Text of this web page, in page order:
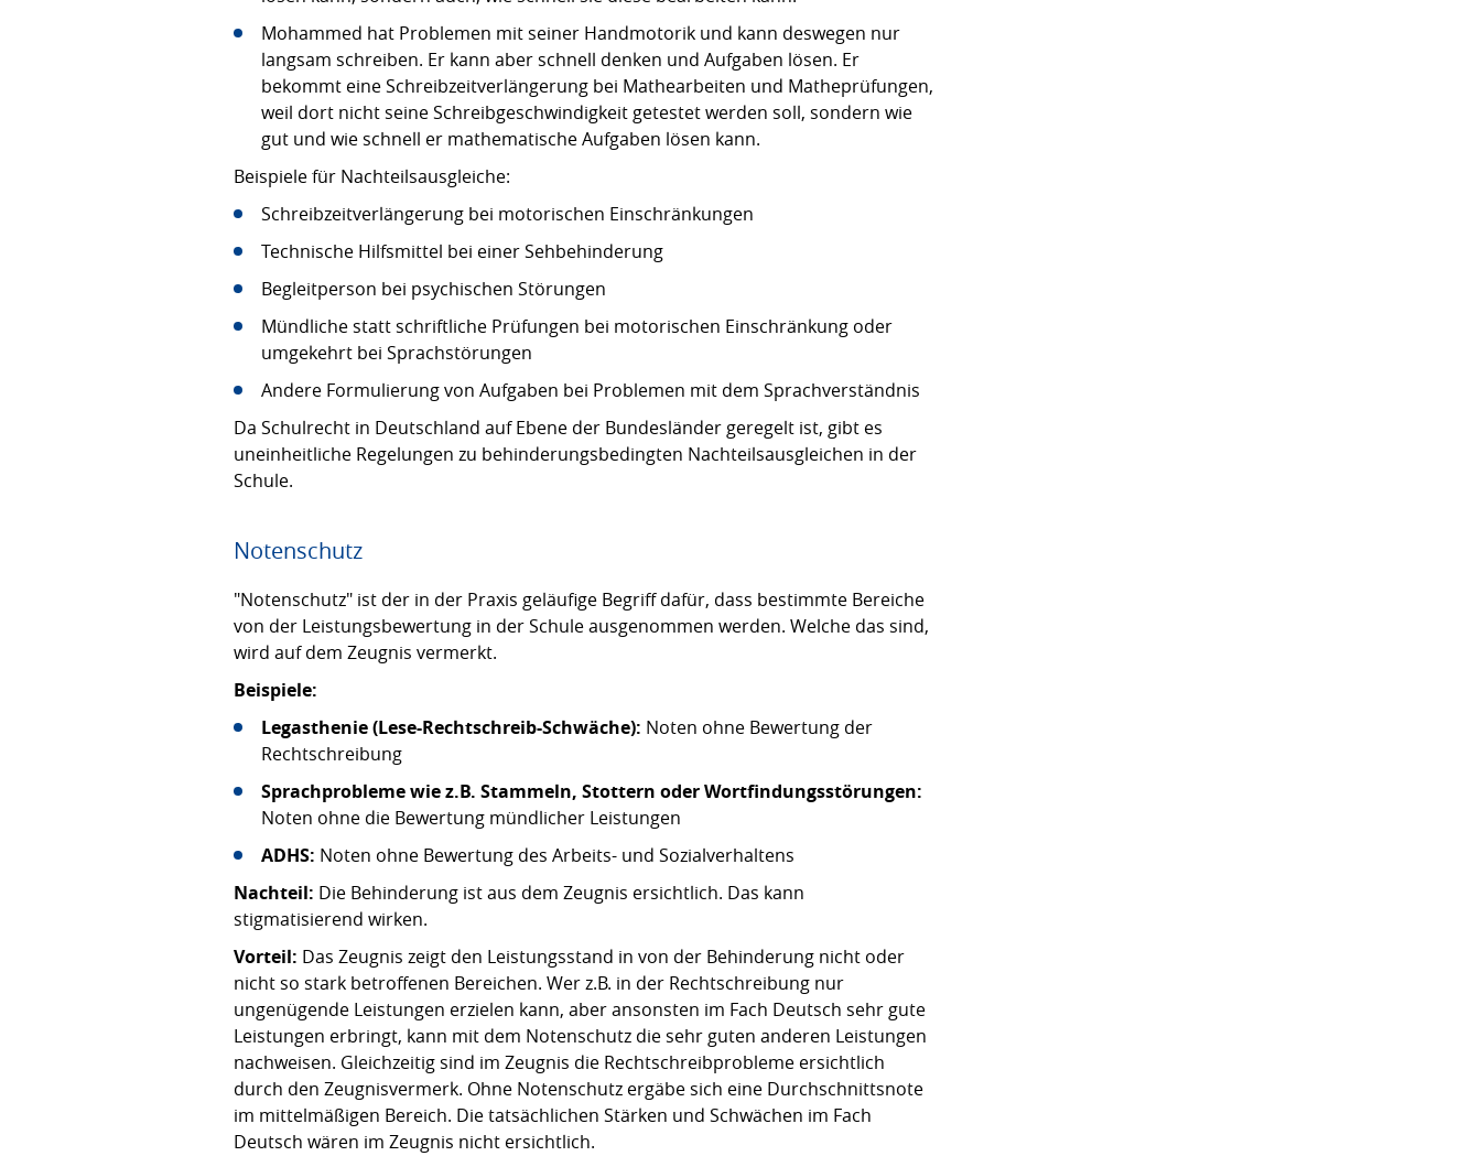
Mohammed hat Problemen mit seiner Handmotorik und kann deswegen nur
langsam schreiben. Er kann aber schnell denken und Aufgaben lösen. Er
bekommt eine Schreibzeitverlängerung bei Mathearbeiten und Matheprüfungen,
weil dort nicht seine Schreibgeschwindigkeit getestet werden soll, sondern wie
gut und wie schnell er mathematische Aufgaben lösen kann.
Beispiele für Nachteilsausgleiche:
Schreibzeitverlängerung bei motorischen Einschränkungen
Technische Hilfsmittel bei einer Sehbehinderung
Begleitperson bei psychischen Störungen
Mündliche statt schriftliche Prüfungen bei motorischen Einschränkung oder
umgekehrt bei Sprachstörungen
Andere Formulierung von Aufgaben bei Problemen mit dem Sprachverständnis
Da Schulrecht in Deutschland auf Ebene der Bundesländer geregelt ist, gibt es
uneinheitliche Regelungen zu behinderungsbedingten Nachteilsausgleichen in der
Schule.
Notenschutz
"Notenschutz" ist der in der Praxis geläufige Begriff dafür, dass bestimmte Bereiche
von der Leistungsbewertung in der Schule ausgenommen werden. Welche das sind,
wird auf dem Zeugnis vermerkt.
Beispiele:
Legasthenie (Lese-Rechtschreib-Schwäche): Noten ohne Bewertung der
Rechtschreibung
Sprachprobleme wie z.B. Stammeln, Stottern oder Wortfindungsstörungen:
Noten ohne die Bewertung mündlicher Leistungen
ADHS: Noten ohne Bewertung des Arbeits- und Sozialverhaltens
Nachteil: Die Behinderung ist aus dem Zeugnis ersichtlich. Das kann
stigmatisierend wirken.
Vorteil: Das Zeugnis zeigt den Leistungsstand in von der Behinderung nicht oder
nicht so stark betroffenen Bereichen. Wer z.B. in der Rechtschreibung nur
ungenügende Leistungen erzielen kann, aber ansonsten im Fach Deutsch sehr gute
Leistungen erbringt, kann mit dem Notenschutz die sehr guten anderen Leistungen
nachweisen. Gleichzeitig sind im Zeugnis die Rechtschreibprobleme ersichtlich
durch den Zeugnisvermerk. Ohne Notenschutz ergäbe sich eine Durchschnittsnote
im mittelmäßigen Bereich. Die tatsächlichen Stärken und Schwächen im Fach
Deutsch wären im Zeugnis nicht ersichtlich.